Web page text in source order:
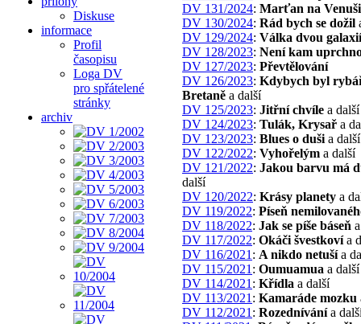
Diskuse
informace
Profil
časopisu
Loga DV
pro spřátelené
stránky
archiv
DV 131/2024: Marťan na Venuši
DV 130/2024: Rád bych se dožil
DV 129/2024: Válka dvou galaxií
DV 128/2023: Není kam
DV 127/2023: Převtělování
DV 126/2023: Kdybych byl
Bretaně a další
DV 125/2023: Jitřní chvíle a další
DV 124/2023: Tulák, Krysař a
DV 123/2023: Blues o duši a další
DV 122/2022: Vyhořelým a další
DV 121/2022: Jakou barvu má
další
DV 120/2022: Krásy planety a
DV 119/2022: Píseň
DV 118/2022: Jak se píše báseň
DV 117/2022: Okáči švestkovía
DV 116/2021 : A nikdo netušía
DV 115/2021 : Oumuamua a další
DV 114/2021 : Křídla a další
DV 113/2021 : Kamaráde mozku
DV 112/2021 : Rozednívánía